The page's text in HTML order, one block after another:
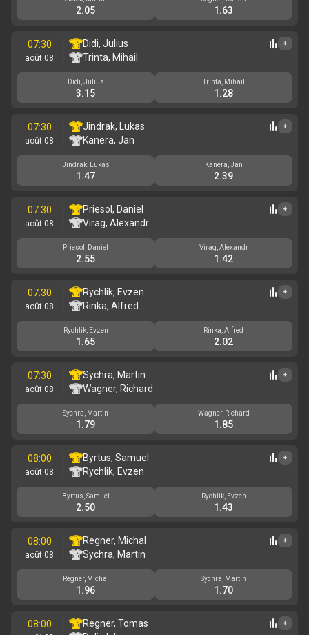
2.05 1.63
07:30
août 08
Didi, Julius
Trinta, Mihail
+
Didi, Julius
3.15
Trinta, Mihail
1.28
07:30
août 08
Jindrak, Lukas
Kanera, Jan
+
Jindrak, Lukas
1.47
Kanera, Jan
2.39
07:30
août 08
Priesol, Daniel
Virag, Alexandr
+
Priesol, Daniel
2.55
Virag, Alexandr
1.42
07:30
août 08
Rychlik, Evzen
Rinka, Alfred
+
Rychlik, Evzen
1.65
Rinka, Alfred
2.02
07:30
août 08
Sychra, Martin
Wagner, Richard
+
Sychra, Martin
1.79
Wagner, Richard
1.85
08:00
août 08
Byrtus, Samuel
Rychlik, Evzen
+
Byrtus, Samuel
2.50
Rychlik, Evzen
1.43
08:00
août 08
Regner, Michal
Sychra, Martin
+
Regner, Michal
1.96
Sychra, Martin
1.70
08:00
Regner, Tomas
+